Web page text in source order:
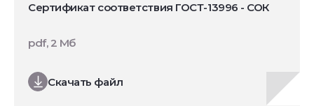
Сертификат соответствия ГОСТ-13996 - СОК
Скачать файл
pdf, 2 Мб